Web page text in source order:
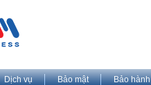
Dịch vụ Bảo mật Bảo hành